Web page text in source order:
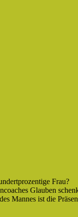
Frau?
Glauben
Mannes ist die